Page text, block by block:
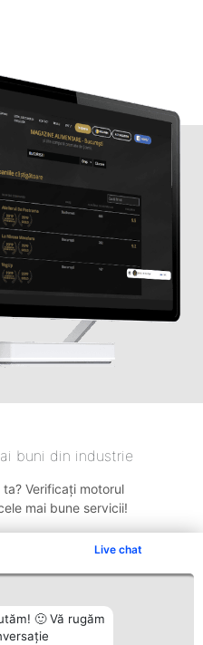
Live chat
🙂 Vă rugăm
buni din industrie
Verificați motorul
mai bune servicii!